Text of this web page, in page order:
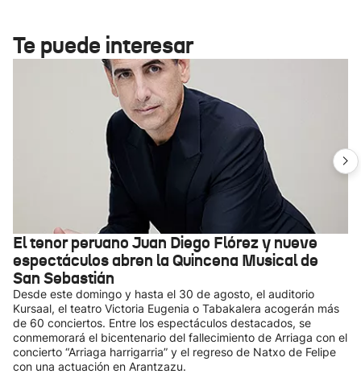
Te puede interesar
El tenor peruano Juan Diego Flórez y nueve
espectáculos abren la Quincena Musical de
San Sebastián
Desde este domingo y hasta el 30 de agosto, el auditorio
Kursaal, el teatro Victoria Eugenia o Tabakalera acogerán más
de 60 conciertos. Entre los espectáculos destacados, se
conmemorará el bicentenario del fallecimiento de Arriaga con el
concierto “Arriaga harrigarria” y el regreso de Natxo de Felipe
con una actuación en Arantzazu.